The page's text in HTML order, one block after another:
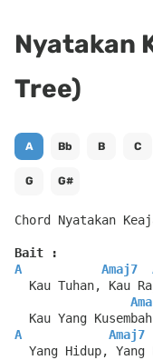
Nyatakan
Tree)
A Bb B C
G G#
Chord Nyatakan
Bait :
A
Amaj7
Kau Tuhan, Kau
  Kau Yang Kusembah
A
Amaj7
Yang Hidup, Yang